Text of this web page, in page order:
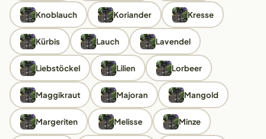
Knoblauch Koriander Kresse
Kürbis Lauch Lavendel
Liebstöckel Lilien Lorbeer
Maggikraut Majoran Mangold
Margeriten Melisse Minze